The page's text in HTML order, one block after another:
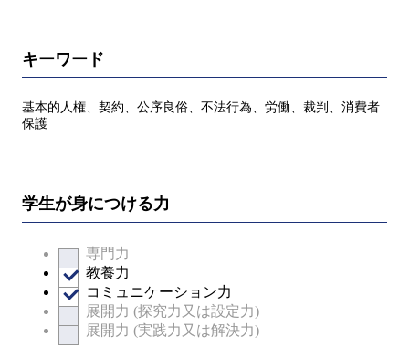
キーワード
基本的人権、契約、公序良俗、不法行為、労働、裁判、消費者
保護
学生が身につける力
専門力
教養力
コミュニケーション力
展開力 (探究力又は設定力)
展開力 (実践力又は解決力)